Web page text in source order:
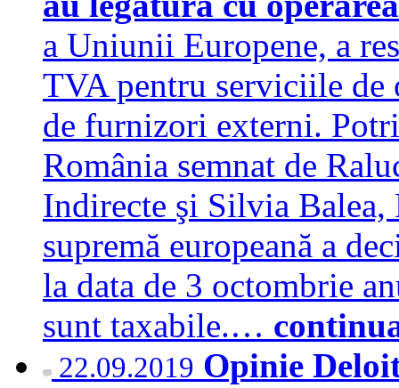
a Uniunii Europene, a
TVA pentru serviciile de
de furnizori externi.
România semnat de
Indirecte şi Silvia Balea,
supremă europeană a
la data de 3 octombrie
sunt taxabile.…
22.09.2019 Opinie